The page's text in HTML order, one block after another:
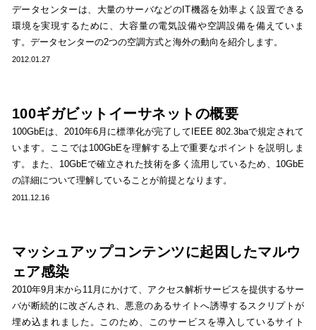
データセンターは、大量のサーバなどのIT機器を効率よく設置できる
環境を実現するために、大容量の電気設備や空調設備を備えていま
す。データセンターの2つの空調方式と海外の動向を紹介します。
2012.01.27
100ギガビットイーサネットの概要
100GbEは、2010年6月に標準化が完了してIEEE 802.3baで規定されて
います。ここでは100GbEを理解する上で重要なポイントを説明しま
す。また、10GbEで確立された技術を多く流用しているため、10GbE
の詳細について理解していることが前提となります。
2011.12.16
マッシュアップコンテンツに起因したマルウ
ェア感染
2010年9月末から11月にかけて、アクセス解析サービスを提供するサー
バが断続的に改ざんされ、悪意のあるサイトへ誘導するスクリプトが
埋め込まれました。このため、このサービスを導入しているサイト